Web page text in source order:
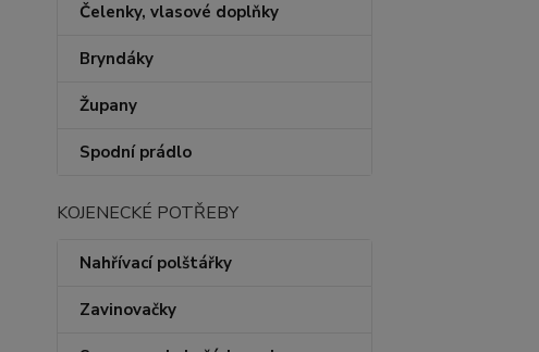
Čelenky, vlasové doplňky
Bryndáky
Župany
Spodní prádlo
KOJENECKÉ POTŘEBY
Nahřívací polštářky
Zavinovačky